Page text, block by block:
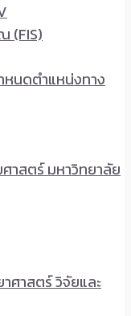
(FIS)
หนดตำแหน่งทาง
าสตร์ มหาวิทยาลัย
ศาสตร์ วิจัยและ